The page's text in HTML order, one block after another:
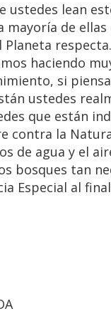
lean
mayoría de
haciendo
si
ustedes
que están
contra la
de agua y el
bosques tan
Especial al